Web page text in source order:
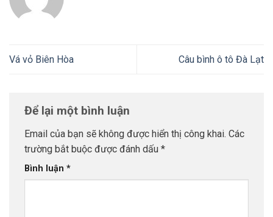
Vá vỏ Biên Hòa Câu bình ô tô Đà Lạt
Để lại một bình luận
Email của bạn sẽ không được hiển thị công khai. Các
trường bắt buộc được đánh dấu *
Bình luận *